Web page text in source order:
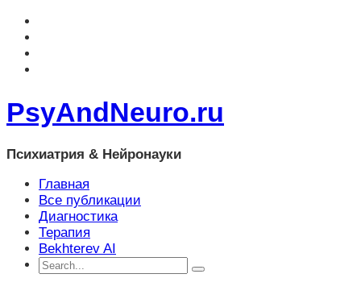
PsyAndNeuro.ru
Психиатрия & Нейронауки
Главная
Все публикации
Диагностика
Терапия
Bekhterev AI